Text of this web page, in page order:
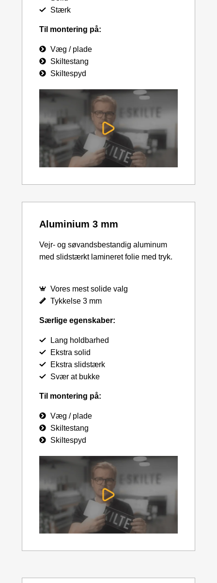
Stærk
Til montering på:
Væg / plade
Skiltestang
Skiltespyd
Aluminium 3 mm
Vejr- og søvandsbestandig aluminum
med slidstærkt lamineret folie med tryk.
Vores mest solide valg
Tykkelse 3 mm
Særlige egenskaber:
Lang holdbarhed
Ekstra solid
Ekstra slidstærk
Svær at bukke
Til montering på:
Væg / plade
Skiltestang
Skiltespyd